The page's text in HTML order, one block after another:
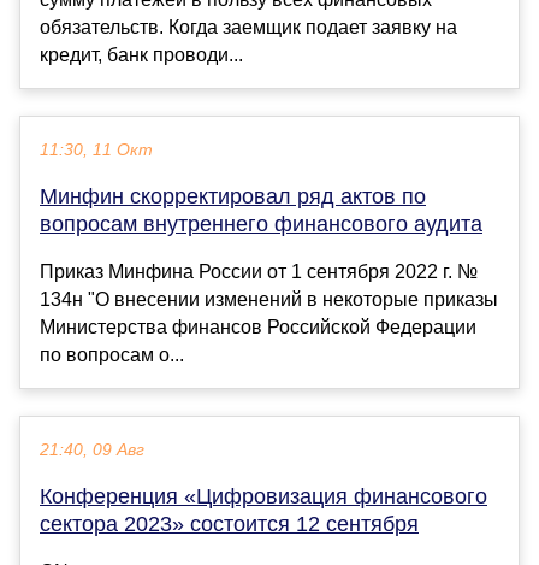
обязательств. Когда заемщик подает заявку на
кредит, банк проводи...
11:30, 11 Окт
Минфин скорректировал ряд актов по
вопросам внутреннего финансового аудита
Приказ Минфина России от 1 сентября 2022 г. №
134н "О внесении изменений в некоторые приказы
Министерства финансов Российской Федерации
по вопросам о...
21:40, 09 Авг
Конференция «Цифровизация финансового
сектора 2023» состоится 12 сентября